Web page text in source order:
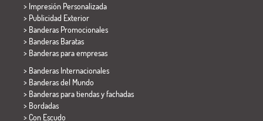
> Impresión Personalizada
> Publicidad Exterior
> Banderas Promocionales
> Banderas Baratas
> Banderas para empresas
> Banderas Internacionales
> Banderas del Mundo
> Banderas para tiendas y fachadas
> Bordadas
> Con Escudo